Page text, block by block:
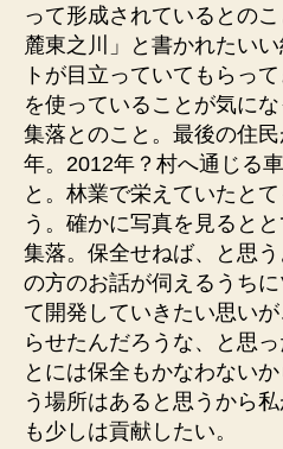
って形成されているとの
麓東之川」と書かれたい
トが目立っていてもらっ
を使っていることが気にな
集落とのこと。最後の住
年。2012年？村へ通じる
と。林業で栄えていたと
う。確かに写真を見ると
集落。保全せねば、と思
の方のお話が伺えるうち
て開発していきたい思い
らせたんだろうな、と思
とには保全もかなわない
う場所はあると思うから
も少しは貢献したい。